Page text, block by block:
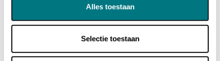
Alles toestaan
Selectie toestaan
in onze siertuinen komen vanaf september 2026
de Limelight Flair en de Highlife Sovereign te
Alle modellen bekijken of gelijk een HotSpring Spa